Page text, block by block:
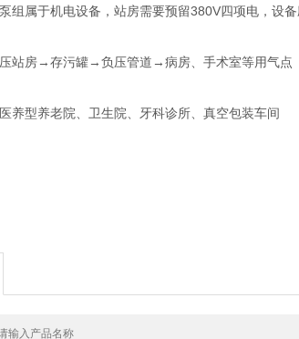
组属于机电设备，站房需要预留380V四项电，设备
站房→存污罐→负压管道→病房、手术室等用气点
养型养老院、卫生院、牙科诊所、真空包装车间